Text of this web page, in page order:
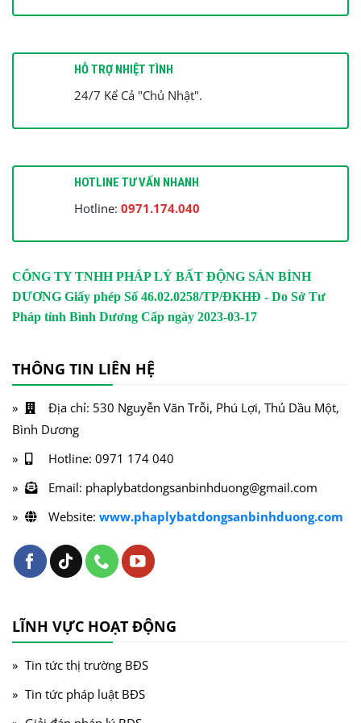
HỖ TRỢ NHIỆT TÌNH
24/7 Kể Cả "Chủ Nhật".
HOTLINE TƯ VẤN NHANH
Hotline: 0971.174.040
CÔNG TY TNHH PHÁP LÝ BẤT ĐỘNG SẢN BÌNH
DƯƠNG Giấy phép Số 46.02.0258/TP/ĐKHĐ - Do Sở Tư
Pháp tỉnh Bình Dương Cấp ngày 2023-03-17
THÔNG TIN LIÊN HỆ
Địa chỉ: 530 Nguyễn Văn Trỗi, Phú Lợi, Thủ Dầu Một,
Bình Dương
Hotline: 0971 174 040
Email: phaplybatdongsanbinhduong@gmail.com
Website: www.phaplybatdongsanbinhduong.com
LĨNH VỰC HOẠT ĐỘNG
Tin tức thị trường BĐS
Tin tức pháp luật BĐS